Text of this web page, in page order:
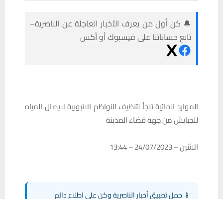
🔔 كن أول من يعرف الأخبار العاجلة عن الناصرية–
تابع حساباتنا على فيسبوك أو أكس
الموارد المائية تلجأ لتنظيف النواظم الانبوبية لايصال المياه
للجبايش من جهة قضاء المدينة
الاثنين – 24/07/2023 – 13:44
📱 حمل تطبيق أخبار الناصرية وكن على اطلاع دائم